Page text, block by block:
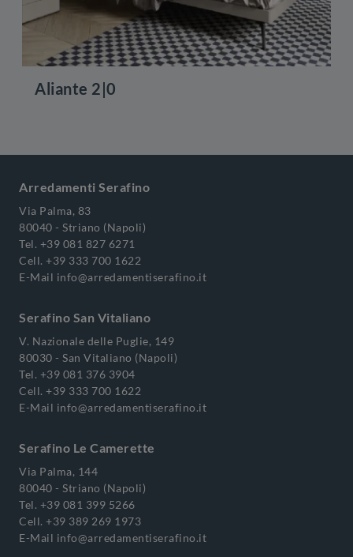
Aliante 2|0
Arredamenti Serafino
Via Palma, 83
80040 - Striano (Napoli)
Tel. +39 081 827 6271
Cell. +39 333 700 1622
E-Mail info@arredamentiserafino.it
Serafino San Vitaliano
V. Nazionale delle Puglie, 149
80030 - San Vitaliano (Napoli)
Tel. +39 081 376 3904
Cell. +39 333 700 1622
E-Mail info@arredamentiserafino.it
Serafino Le Camerette
Via Palma, 144
80040 - Striano (Napoli)
Tel. +39 081 399 5266
Cell. +39 389 269 1973
E-Mail info@arredamentiserafino.it